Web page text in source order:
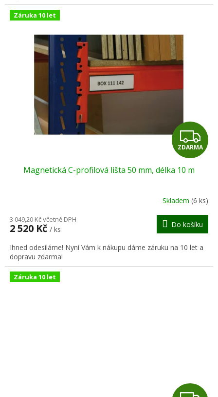
Záruka 10 let
Z
D
R
M
A
ZDARMA
Magnetická C-profilová lišta 50 mm, délka 10 m
Skladem (6 ks)
3 049,20 Kč včetně DPH
2 520 Kč / ks
Do košíku
Ihned odesíláme! Nyní Vám k nákupu dáme záruku na 10 let a
dopravu zdarma!
Záruka 10 let